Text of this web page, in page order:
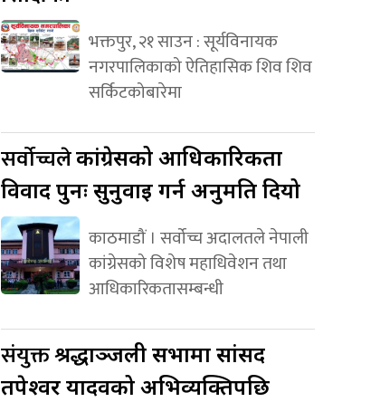
भक्तपुर, २१ साउन : सूर्यविनायक
नगरपालिकाको ऐतिहासिक शिव शिव
सर्किटकोबारेमा
सर्वोच्चलेकांग्रेसको आधिकारिकता
विवाद पुनः सुनुवाइ गर्न अनुमति दियो
काठमाडौं । सर्वोच्च अदालतले नेपाली
कांग्रेसको विशेष महाधिवेशन तथा
आधिकारिकतासम्बन्धी
संयुक्तश्रद्धाञ्जली सभामा सांसद
तपेश्वर यादवको अभिव्यक्तिपछि